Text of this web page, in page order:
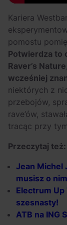
Kariera
pomostu
Potwierdza to
Raver’s
wcześniej
niektórych z
przebojów,
rave’ów,
tracąc przy
Przeczytaj też:
Jean Michel
musisz o
Electrum Up
szesnasty!
ATB na ING